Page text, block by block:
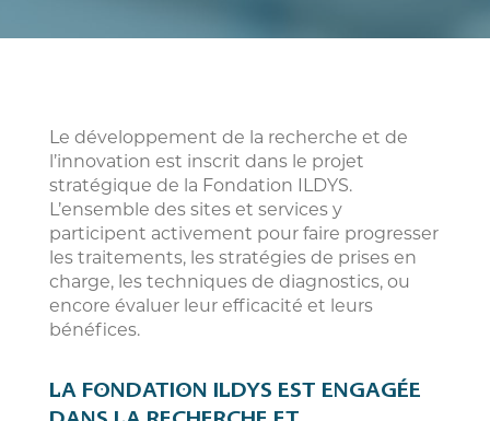
Le développement de la recherche et de
l’innovation est inscrit dans le projet
stratégique de la Fondation ILDYS.
L’ensemble des sites et services y
participent activement pour faire progresser
les traitements, les stratégies de prises en
charge, les techniques de diagnostics, ou
encore évaluer leur efficacité et leurs
bénéfices.
LA FONDATION ILDYS EST ENGAGÉE